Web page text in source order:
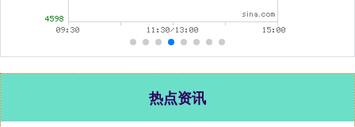
热点资讯